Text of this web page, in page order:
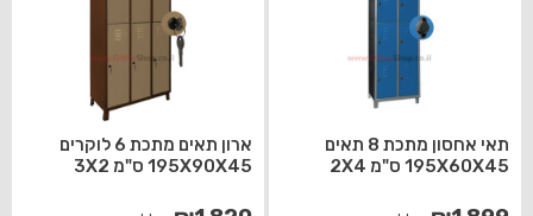
תאי אחסון מתכת 8 תאים
195X60X45 ס"מ 2X4
ארון תאים מתכת 6 לוקרים
195X90X45 ס"מ 3X2